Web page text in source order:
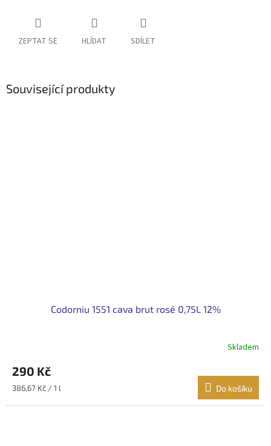
ZEPTAT SE HLÍDAT SDÍLET
Související produkty
Codorniu 1551 cava brut rosé 0,75L 12%
Skladem
290 Kč
Měrná
386,67 Kč / 1 l Do košíku